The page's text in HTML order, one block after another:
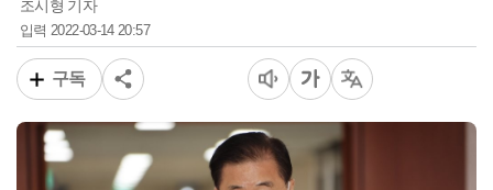
조시형 기자
입력2022-03-14 20:57
구독